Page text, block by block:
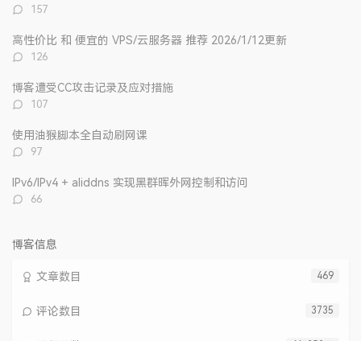
评
数：
157
高性价比 和 便宜的 VPS/云服务器 推荐 2026/1/12更新
评
数：
126
博客遭受CC攻击记录及应对措施
评
数：
107
使用油猴脚本全自动刷网课
评
数：
97
IPv6/IPv4 + aliddns 实现黑群晖外网控制和访问
评
66
博客信息
469
文章数目
3735
评论数目